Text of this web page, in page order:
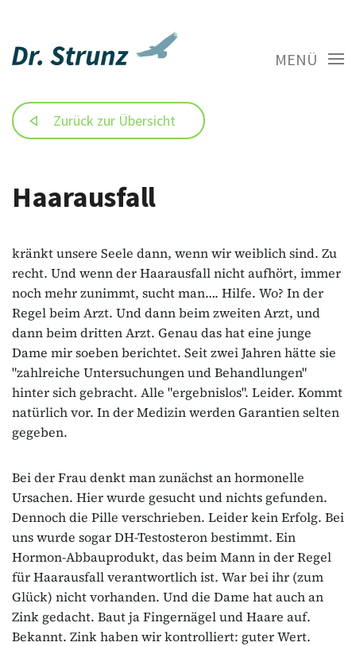
MENÜ
Zurück zur Übersicht
Haarausfall
kränkt unsere Seele dann, wenn wir weiblich sind. Zu
recht. Und wenn der Haarausfall nicht aufhört, immer
noch mehr zunimmt, sucht man…. Hilfe. Wo? In der
Regel beim Arzt. Und dann beim zweiten Arzt, und
dann beim dritten Arzt. Genau das hat eine junge
Dame mir soeben berichtet. Seit zwei Jahren hätte sie
"zahlreiche Untersuchungen und Behandlungen"
hinter sich gebracht. Alle "ergebnislos". Leider. Kommt
natürlich vor. In der Medizin werden Garantien selten
gegeben.
Bei der Frau denkt man zunächst an hormonelle
Ursachen. Hier wurde gesucht und nichts gefunden.
Dennoch die Pille verschrieben. Leider kein Erfolg. Bei
uns wurde sogar DH-Testosteron bestimmt. Ein
Hormon-Abbauprodukt, das beim Mann in der Regel
für Haarausfall verantwortlich ist. War bei ihr (zum
Glück) nicht vorhanden. Und die Dame hat auch an
Zink gedacht. Baut ja Fingernägel und Haare auf.
Bekannt. Zink haben wir kontrolliert: guter Wert.